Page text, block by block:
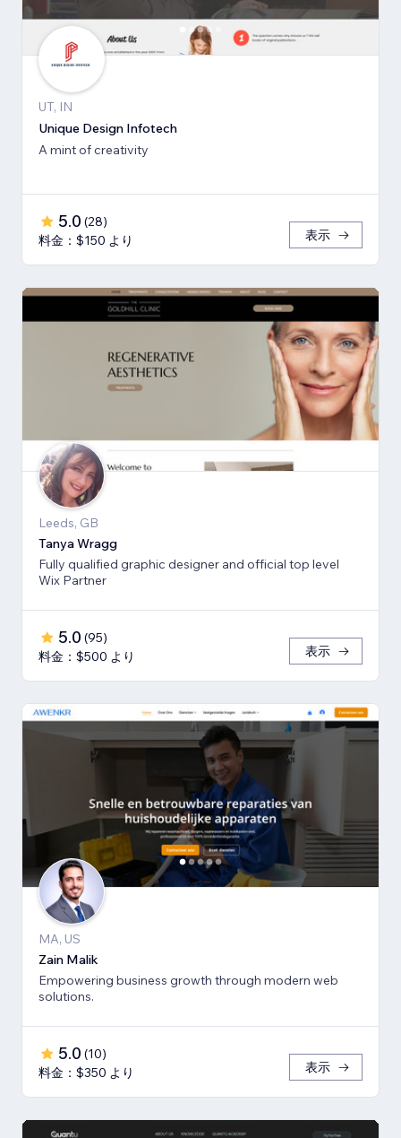
UT, IN
Unique Design Infotech
A mint of creativity
5.0 (28)
料金：$150 より
表示
Leeds, GB
Tanya Wragg
Fully qualified graphic designer and official top level
Wix Partner
5.0 (95)
料金：$500 より
表示
MA, US
Zain Malik
Empowering business growth through modern web
solutions.
5.0 (10)
料金：$350 より
表示